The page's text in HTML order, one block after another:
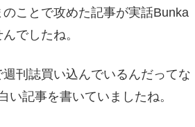
ことで攻めた記事が実話Bunka
でしたね。
刊誌買い込んでいるんだってな
記事を書いていましたね。